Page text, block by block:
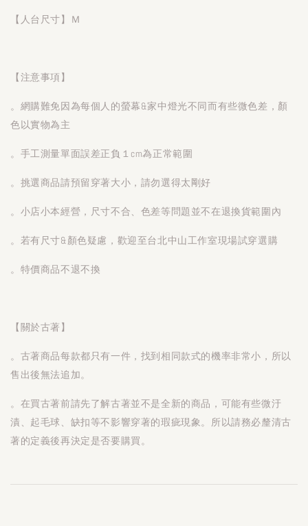
【人台尺寸】Ｍ
【注意事項】
。網購難免因為每個人的螢幕&家中燈光不同而有些微色差，顏
色以實物為主
。手工測量單面誤差正負１cm為正常範圍
。挑選商品請預留穿著大小，請勿選得太剛好
。小店小本經營，尺寸不合、色差等問題並不在退換貨範圍內
。若有尺寸&顏色疑慮，歡迎至台北中山工作室現場試穿選購
。特價商品不退不換
【關於古著】
。古著商品每款都只有一件，找到相同款式的機率非常小，所以
售出後無法追加。
。在買古著前請先了解古著並不是全新的商品，可能有些微汙
漬、起毛球、缺扣等不影響穿著的瑕疵現象。所以請務必釐清古
著的定義後再決定是否要購買。